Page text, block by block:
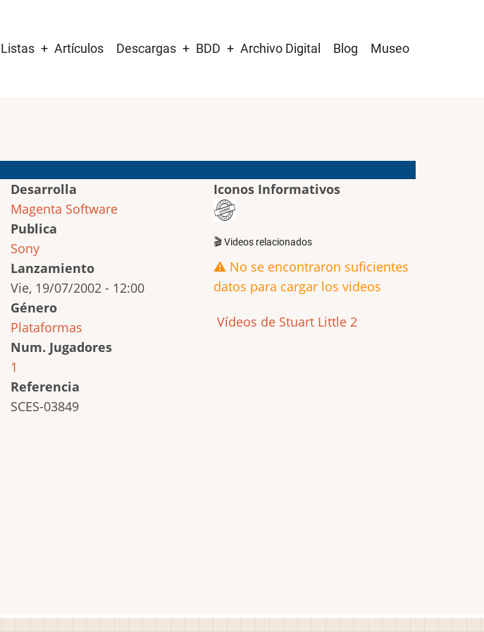
navigation
Listas Artículos Descargas BDD Archivo Digital Blog Museo
Desarrolla
Magenta Software
Publica
Sony
Lanzamiento
Vie, 19/07/2002 - 12:00
Género
Plataformas
Num. Jugadores
1
Referencia
SCES-03849
Iconos Informativos
🎬 Videos relacionados
⚠️ No se encontraron suficientes
datos para cargar los videos
Vídeos de Stuart Little 2